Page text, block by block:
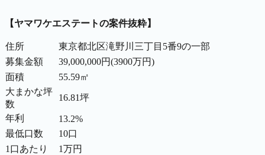
【ヤマワケエステートの案件抜粋】
住所
東京都北区滝野川三丁目5番9の一部
募集金額
39,000,000円(3900万円)
面積
55.59㎡
大まかな坪
数
16.81坪
年利
13.2%
最低口数
10口
1口あたり
1万円